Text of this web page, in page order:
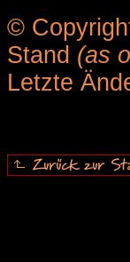
©
Stand (as
Letzte